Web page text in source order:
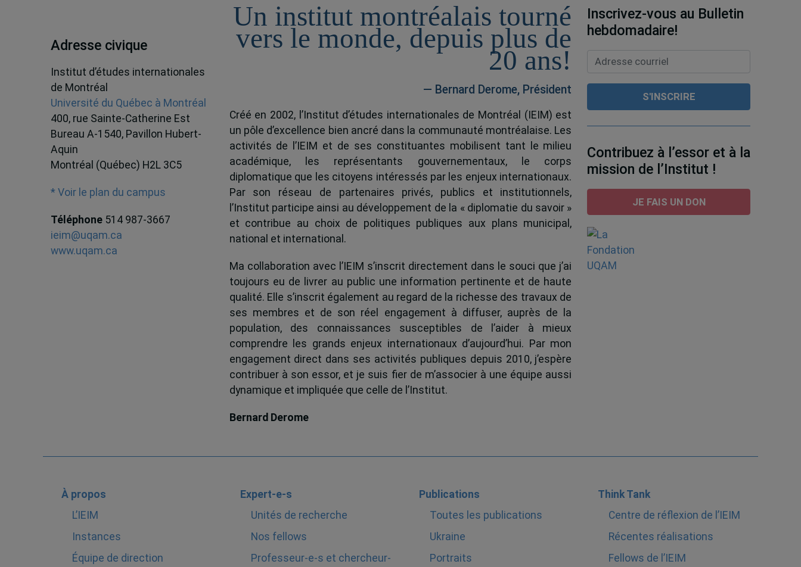
Adresse civique
Institut d’études internationales
de Montréal
Université du Québec à Montréal
400, rue Sainte-Catherine Est
Bureau A-1540, Pavillon Hubert-
Aquin
Montréal (Québec) H2L 3C5
* Voir le plan du campus
Téléphone 514 987-3667
ieim@uqam.ca
www.uqam.ca
Un institut montréalais tourné
vers le monde, depuis plus de
20 ans!
— Bernard Derome, Président
Créé en 2002, l’Institut d’études internationales de Montréal (IEIM) est
un pôle d’excellence bien ancré dans la communauté montréalaise. Les
activités de l’IEIM et de ses constituantes mobilisent tant le milieu
académique, les représentants gouvernementaux, le corps
diplomatique que les citoyens intéressés par les enjeux internationaux.
Par son réseau de partenaires privés, publics et institutionnels,
l’Institut participe ainsi au développement de la « diplomatie du savoir »
et contribue au choix de politiques publiques aux plans municipal,
national et international.
Ma collaboration avec l’IEIM s’inscrit directement dans le souci que j’ai
toujours eu de livrer au public une information pertinente et de haute
qualité. Elle s’inscrit également au regard de la richesse des travaux de
ses membres et de son réel engagement à diffuser, auprès de la
population, des connaissances susceptibles de l’aider à mieux
comprendre les grands enjeux internationaux d’aujourd’hui. Par mon
engagement direct dans ses activités publiques depuis 2010, j’espère
contribuer à son essor, et je suis fier de m’associer à une équipe aussi
dynamique et impliquée que celle de l’Institut.
Bernard Derome
Inscrivez-vous au Bulletin
hebdomadaire!
Contribuez à l’essor et à la
mission de l’Institut !
JE FAIS UN DON
À propos
L’IEIM
Instances
Équipe de direction
Expert-e-s
Unités de recherche
Nos fellows
Professeur-e-s et chercheur-
Publications
Toutes les publications
Ukraine
Portraits
Think Tank
Centre de réflexion de l’IEIM
Récentes réalisations
Fellows de l’IEIM